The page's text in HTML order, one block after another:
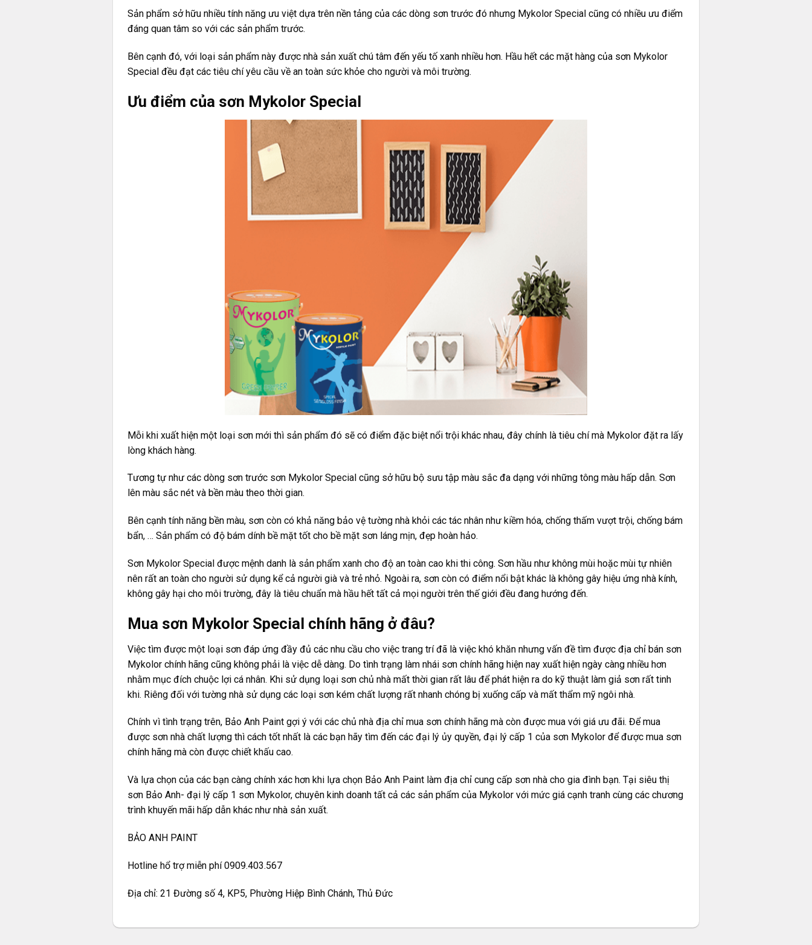
Sản phẩm sở hữu nhiều tính năng ưu việt dựa trên nền tảng của các dòng sơn trước đó nhưng Mykolor Special cũng có nhiều ưu điểm
đáng quan tâm so với các sản phẩm trước.
Bên cạnh đó, với loại sản phẩm này được nhà sản xuất chú tâm đến yếu tố xanh nhiều hơn. Hầu hết các mặt hàng của sơn Mykolor
Special đều đạt các tiêu chí yêu cầu về an toàn sức khỏe cho người và môi trường.
Ưu điểm của sơn Mykolor Special
Mỗi khi xuất hiện một loại sơn mới thì sản phẩm đó sẽ có điểm đặc biệt nổi trội khác nhau, đây chính là tiêu chí mà Mykolor đặt ra lấy
lòng khách hàng.
Tương tự như các dòng sơn trước sơn Mykolor Special cũng sở hữu bộ sưu tập màu sắc đa dạng với những tông màu hấp dẫn. Sơn
lên màu sắc nét và bền màu theo thời gian.
Bên cạnh tính năng bền màu, sơn còn có khả năng bảo vệ tường nhà khỏi các tác nhân như kiềm hóa, chống thấm vượt trội, chống bám
bẩn, … Sản phẩm có độ bám dính bề mặt tốt cho bề mặt sơn láng mịn, đẹp hoàn hảo.
Sơn Mykolor Special được mệnh danh là sản phẩm xanh cho độ an toàn cao khi thi công. Sơn hầu như không mùi hoặc mùi tự nhiên
nên rất an toàn cho người sử dụng kể cả người già và trẻ nhỏ. Ngoài ra, sơn còn có điểm nổi bật khác là không gây hiệu ứng nhà kính,
không gây hại cho môi trường, đây là tiêu chuẩn mà hầu hết tất cả mọi người trên thế giới đều đang hướng đến.
Mua sơn Mykolor Special chính hãng ở đâu?
Việc tìm được một loại sơn đáp ứng đầy đủ các nhu cầu cho việc trang trí đã là việc khó khăn nhưng vấn đề tìm được địa chỉ bán sơn
Mykolor chính hãng cũng không phải là việc dễ dàng. Do tình trạng làm nhái sơn chính hãng hiện nay xuất hiện ngày càng nhiều hơn
nhằm mục đích chuộc lợi cá nhân. Khi sử dụng loại sơn chủ nhà mất thời gian rất lâu để phát hiện ra do kỹ thuật làm giả sơn rất tinh
khi. Riêng đối với tường nhà sử dụng các loại sơn kém chất lượng rất nhanh chóng bị xuống cấp và mất thẩm mỹ ngôi nhà.
Chính vì tình trạng trên, Bảo Anh Paint gợi ý với các chủ nhà địa chỉ mua sơn chính hãng mà còn được mua với giá ưu đãi. Để mua
được sơn nhà chất lượng thì cách tốt nhất là các bạn hãy tìm đến các đại lý ủy quyền, đại lý cấp 1 của sơn Mykolor để được mua sơn
chính hãng mà còn được chiết khấu cao.
Và lựa chọn của các bạn càng chính xác hơn khi lựa chọn Bảo Anh Paint làm địa chỉ cung cấp sơn nhà cho gia đình bạn. Tại siêu thị
sơn Bảo Anh- đại lý cấp 1 sơn Mykolor, chuyên kinh doanh tất cả các sản phẩm của Mykolor với mức giá cạnh tranh cùng các chương
trình khuyến mãi hấp dẫn khác như nhà sản xuất.
BẢO ANH PAINT
Hotline hổ trợ miễn phí 0909.403.567
Địa chỉ: 21 Đường số 4, KP5, Phường Hiệp Bình Chánh, Thủ Đức